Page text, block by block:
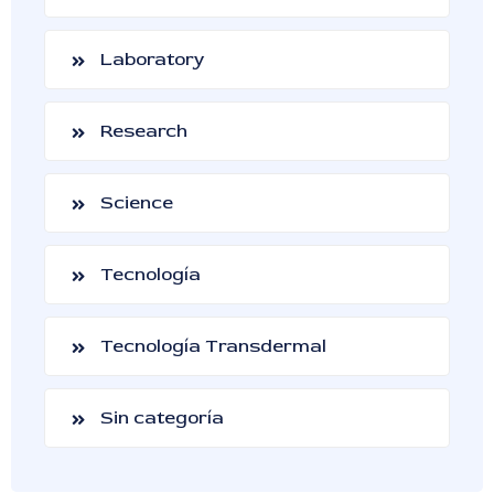
Laboratory
Research
Science
Tecnología
Tecnología Transdermal
Sin categoría